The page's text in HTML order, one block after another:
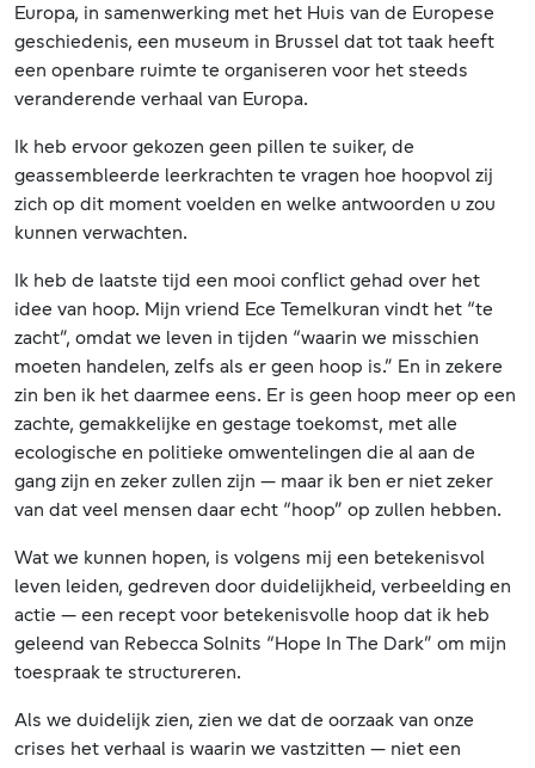
Europa, in samenwerking met het Huis van de Europese
geschiedenis, een museum in Brussel dat tot taak heeft
een openbare ruimte te organiseren voor het steeds
veranderende verhaal van Europa.
Ik heb ervoor gekozen geen pillen te suiker, de
geassembleerde leerkrachten te vragen hoe hoopvol zij
zich op dit moment voelden en welke antwoorden u zou
kunnen verwachten.
Ik heb de laatste tijd een mooi conflict gehad over het
idee van hoop. Mijn vriend Ece Temelkuran vindt het “te
zacht”, omdat we leven in tijden “waarin we misschien
moeten handelen, zelfs als er geen hoop is.” En in zekere
zin ben ik het daarmee eens. Er is geen hoop meer op een
zachte, gemakkelijke en gestage toekomst, met alle
ecologische en politieke omwentelingen die al aan de
gang zijn en zeker zullen zijn — maar ik ben er niet zeker
van dat veel mensen daar echt “hoop” op zullen hebben.
Wat we kunnen hopen, is volgens mij een betekenisvol
leven leiden, gedreven door duidelijkheid, verbeelding en
actie — een recept voor betekenisvolle hoop dat ik heb
geleend van Rebecca Solnits “Hope In The Dark” om mijn
toespraak te structureren.
Als we duidelijk zien, zien we dat de oorzaak van onze
crises het verhaal is waarin we vastzitten — niet een